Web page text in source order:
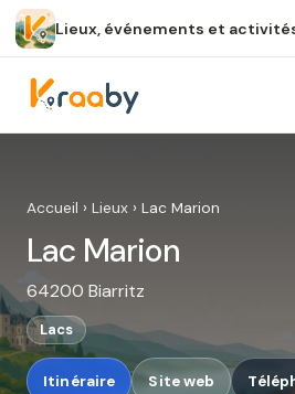
Lieux, événements et activités
spot dans Kraaby.
Accueil › Lieux › Lac Marion
Lac Marion
64200 Biarritz
Lacs
Itinéraire Site web